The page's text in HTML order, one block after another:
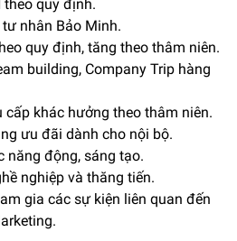
theo quy định.
nhân Bảo Minh.
quy định, tăng theo thâm niên.
building, Company Trip hàng
cấp khác hưởng theo thâm niên.
ưu đãi dành cho nội bộ.
năng động, sáng tạo.
nghiệp và thăng tiến.
gia các sự kiện liên quan đến